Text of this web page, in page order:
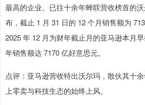
最高的企业。已往十余年蝉联营收榜首的
布，截止 1 月 31 日的 12 个月销售额为
2025 年 12 月为财年截止月的亚马逊本月
年销售额达 7170 亿好意思元。
点评：亚马逊营收特出沃尔玛，散伙其十
上零卖与科技生态的始终上风。